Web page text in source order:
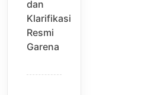
dan
Klarifikasi
Resmi
Garena